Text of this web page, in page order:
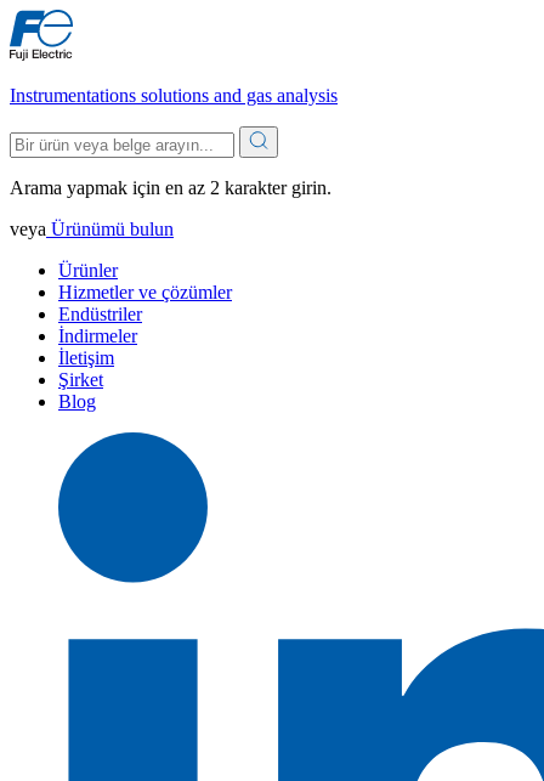
Instrumentations solutions and gas analysis
Arama yapmak için en az 2 karakter girin.
veya Ürünümü bulun
Ürünler
Hizmetler ve çözümler
Endüstriler
İndirmeler
İletişim
Şirket
Blog